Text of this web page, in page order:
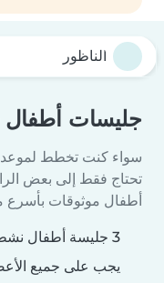
جليسات أطفال
سواء كنت تخطط لموعد
تحتاج فقط إلى بعض
أطفال موثوقات بأسرع
3 جليسة أطفال نشطة في الناظور
يجب على جميع